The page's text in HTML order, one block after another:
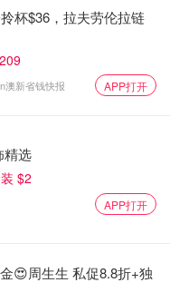
杯$36，拉夫劳伦拉链
澳新省钱快报 APP打开
精选
$2
APP打开
😍周生生 私促8.8折+独